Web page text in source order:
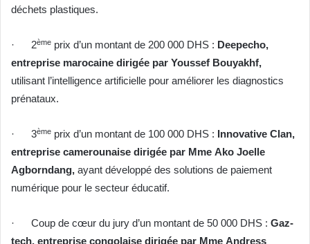
déchets plastiques.
· 2ème prix d’un montant de 200 000 DHS : Deepecho,
entreprise marocaine dirigée par Youssef Bouyakhf,
utilisant l’intelligence artificielle pour améliorer les diagnostics
prénataux.
· 3ème prix d’un montant de 100 000 DHS : Innovative Clan,
entreprise camerounaise dirigée par Mme Ako Joelle
Agborndang, ayant développé des solutions de paiement
numérique pour le secteur éducatif.
· Coup de cœur du jury d’un montant de 50 000 DHS : Gaz-
tech, entreprise congolaise dirigée par Mme Andress